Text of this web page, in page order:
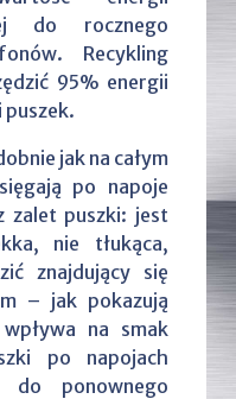
do rocznego
Recykling
95% energii
jak na całym
po napoje
zalet puszki: jest
nie tłukąca,
znajdujący się
– jak pokazują
na smak
po napojach
ponownego